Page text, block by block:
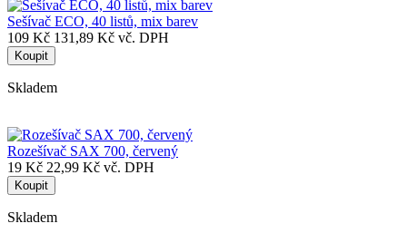
Sešívač ECO, 40 listů, mix barev
109 Kč 131,89 Kč vč. DPH
Koupit
Skladem
Rozešívač SAX 700, červený
19 Kč 22,99 Kč vč. DPH
Koupit
Skladem